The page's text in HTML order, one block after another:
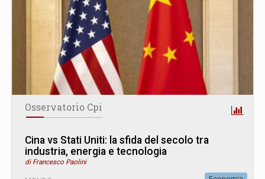
Osservatorio Cpi
Cina vs Stati Uniti: la sfida del secolo tra
industria, energia e tecnologia
di Francesco Paolini